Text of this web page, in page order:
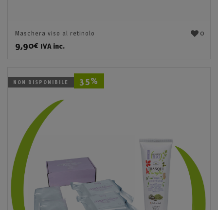
0
Maschera viso al retinolo
9,90€ IVA inc.
NON DISPONIBILE 35%